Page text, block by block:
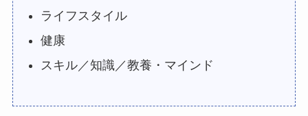
ライフスタイル
健康
スキル／知識／教養・マインド